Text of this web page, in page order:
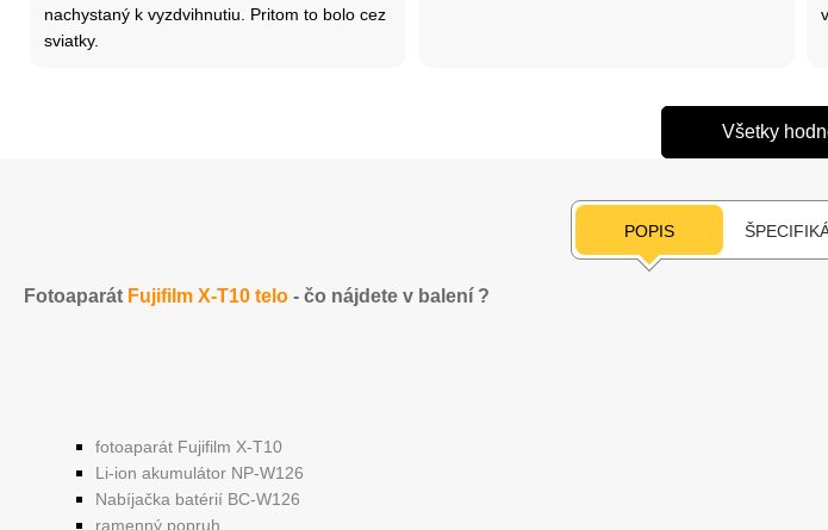
nachystaný k vyzdvihnutiu. Pritom to bolo cez
sviatky.
Všetky
POPIS
Fotoaparát Fujifilm X-T10 telo - čo nájdete v balení ?
fotoaparát Fujifilm X-T10
Li-ion akumulátor NP-W126
Nabíjačka batérií BC-W126
ramenný popruh